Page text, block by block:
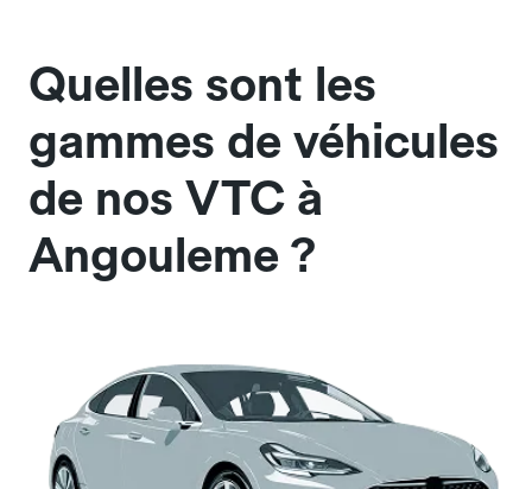
Quelles sont les
gammes de véhicules
de nos VTC à
Angouleme ?